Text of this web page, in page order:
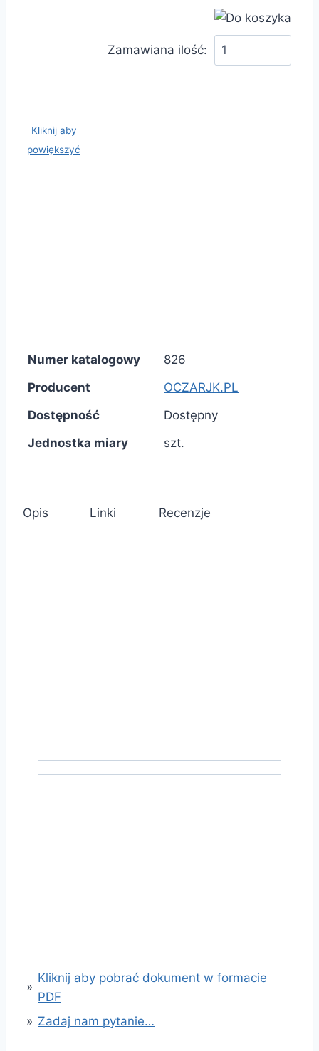
Zamawiana ilość:
Kliknij aby
powiększyć
Numer katalogowy
826
Producent
OCZARJK.PL
Dostępność
Dostępny
Jednostka miary
szt.
Opis Linki Recenzje
»
Kliknij aby pobrać dokument w formacie
PDF
» Zadaj nam pytanie…